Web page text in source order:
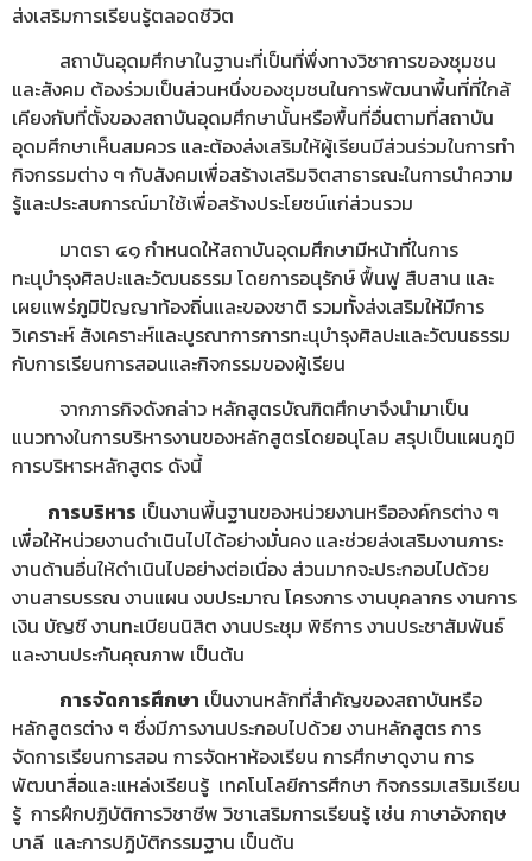
ส่งเสริมการเรียนรู้ตลอดชีวิต
สถาบันอุดมศึกษาในฐานะที่เป็นที่พึ่งทางวิชาการของชุมชน
และสังคม ต้องร่วมเป็นส่วนหนึ่งของชุมชนในการพัฒนาพื้นที่ที่ใกล้
เคียงกับที่ตั้งของสถาบันอุดมศึกษานั้นหรือพื้นที่อื่นตามที่สถาบัน
อุดมศึกษาเห็นสมควร และต้องส่งเสริมให้ผู้เรียนมีส่วนร่วมในการทำ
กิจกรรมต่าง ๆ กับสังคมเพื่อสร้างเสริมจิตสาธารณะในการนำความ
รู้และประสบการณ์มาใช้เพื่อสร้างประโยชน์แก่ส่วนรวม
มาตรา ๔๑ กำหนดให้สถาบันอุดมศึกษามีหน้าที่ในการ
ทะนุบำรุงศิลปะและวัฒนธรรม โดยการอนุรักษ์ ฟื้นฟู สืบสาน และ
เผยแพร่ภูมิปัญญาท้องถิ่นและของชาติ รวมทั้งส่งเสริมให้มีการ
วิเคราะห์ สังเคราะห์และบูรณาการการทะนุบำรุงศิลปะและวัฒนธรรม
กับการเรียนการสอนและกิจกรรมของผู้เรียน
จากภารกิจดังกล่าว หลักสูตรบัณฑิตศึกษาจึงนำมาเป็น
แนวทางในการบริหารงานของหลักสูตรโดยอนุโลม สรุปเป็นแผนภูมิ
การบริหารหลักสูตร ดังนี้
การบริหาร เป็นงานพื้นฐานของหน่วยงานหรือองค์กรต่าง ๆ
เพื่อให้หน่วยงานดำเนินไปได้อย่างมั่นคง และช่วยส่งเสริมงานภาระ
งานด้านอื่นให้ดำเนินไปอย่างต่อเนื่อง ส่วนมากจะประกอบไปด้วย
งานสารบรรณ งานแผน งบประมาณ โครงการ งานบุคลากร งานการ
เงิน บัญชี งานทะเบียนนิสิต งานประชุม พิธีการ งานประชาสัมพันธ์
และงานประกันคุณภาพ เป็นต้น
การจัดการศึกษา เป็นงานหลักที่สำคัญของสถาบันหรือ
หลักสูตรต่าง ๆ ซึ่งมีภารงานประกอบไปด้วย งานหลักสูตร การ
จัดการเรียนการสอน การจัดหาห้องเรียน การศึกษาดูงาน การ
พัฒนาสื่อและแหล่งเรียนรู้ เทคโนโลยีการศึกษา กิจกรรมเสริมเรียน
รู้ การฝึกปฏิบัติการวิชาชีพ วิชาเสริมการเรียนรู้ เช่น ภาษาอังกฤษ
บาลี และการปฏิบัติกรรมฐาน เป็นต้น